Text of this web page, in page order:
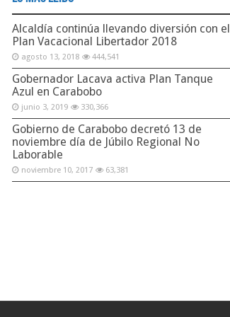
Alcaldía continúa llevando diversión con el
Plan Vacacional Libertador 2018
agosto 13, 2018 444,541
Gobernador Lacava activa Plan Tanque
Azul en Carabobo
junio 3, 2019 330,366
Gobierno de Carabobo decretó 13 de
noviembre día de Júbilo Regional No
Laborable
noviembre 10, 2017 63,381